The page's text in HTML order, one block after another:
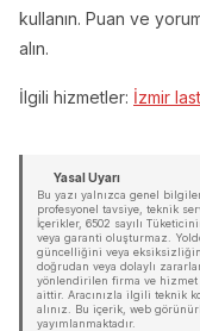
kullanın. Puan ve
alın.
İlgili hizmetler: İzmir
Yasal Uyarı
Bu yazı yalnızca genel
profesyonel tavsiye, teknik
İçerikler, 6502 sayılı
veya garanti oluşturmaz.
güncelliğini veya
doğrudan veya dolaylı
yönlendirilen firma ve
aittir. Aracınızla ilgili teknik
alınız. Bu içerik, web
yayımlanmaktadır.